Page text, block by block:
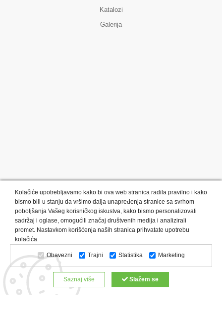
Katalozi
Galerija
Kategorije proizvoda: Olovke i markeri
Privesci i trakice
Upaljači
USB Tehnologija Tekstil
Kačketi i kape
Notesi i rokovnici
Kancelarija Satovi
Kišobrani
Torbe i putovanja
Kuhinjski setovi
Alati i oprema
Relaksacija, lepota i zdravlje
Kalendari
Custom proizvodi
Digitalna štampa
Kolačiće upotrebljavamo kako bi ova web stranica radila pravilno i kako
bismo bili u stanju da vršimo dalja unapređenja stranice sa svrhom
poboljšanja Vašeg korisničkog iskustva, kako bismo personalizovali
sadržaj i oglase, omogućili značaj društvenih medija i analizirali
promet. Nastavkom korišćenja naših stranica prihvatate upotrebu
kolačića.
Obavezni Trajni Statistika Marketing
Saznaj više Slažem se